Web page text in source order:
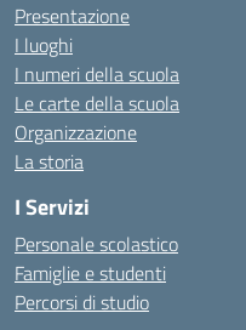
Presentazione
I luoghi
I numeri della scuola
Le carte della scuola
Organizzazione
La storia
I Servizi
Personale scolastico
Famiglie e studenti
Percorsi di studio